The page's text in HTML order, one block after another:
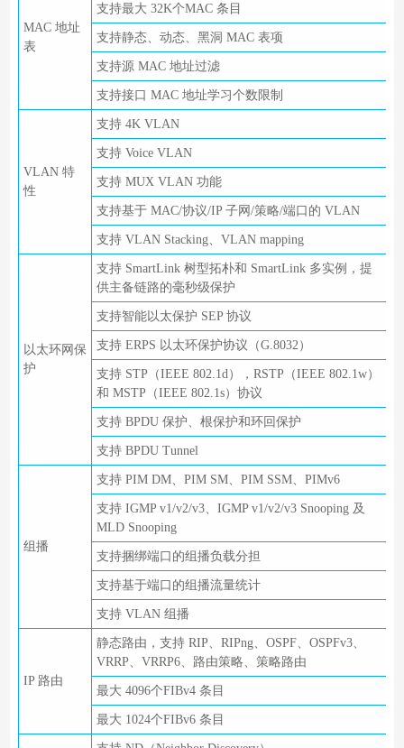
MAC 地址
表
支持最大 32K个MAC 条目
支持静态、动态、黑洞 MAC 表项
支持源 MAC 地址过滤
支持接口 MAC 地址学习个数限制
VLAN 特
性
支持 4K VLAN
支持 Voice VLAN
支持 MUX VLAN 功能
支持基于 MAC/协议/IP 子网/策略/端口的 VLAN
支持 VLAN Stacking、VLAN mapping
以太环网保
护
支持 SmartLink 树型拓朴和 SmartLink 多实例，提
供主备链路的毫秒级保护
支持智能以太保护 SEP 协议
支持 ERPS 以太环保护协议（G.8032）
支持 STP（IEEE 802.1d），RSTP（IEEE 802.1w）
和 MSTP（IEEE 802.1s）协议
支持 BPDU 保护、根保护和环回保护
支持 BPDU Tunnel
组播
支持 PIM DM、PIM SM、PIM SSM、PIMv6
支持 IGMP v1/v2/v3、IGMP v1/v2/v3 Snooping 及
MLD Snooping
支持捆绑端口的组播负载分担
支持基于端口的组播流量统计
支持 VLAN 组播
IP 路由
静态路由，支持 RIP、RIPng、OSPF、OSPFv3、
VRRP、VRRP6、路由策略、策略路由
最大 4096个FIBv4 条目
最大 1024个FIBv6 条目